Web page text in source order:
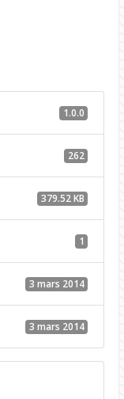
1.0.0
262
379.52 KB
1
3 mars 2014
3 mars 2014